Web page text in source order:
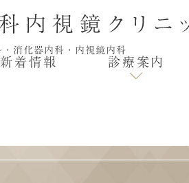
新着情報 診療案内